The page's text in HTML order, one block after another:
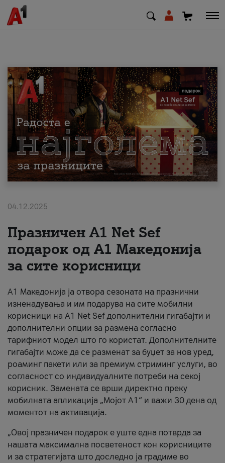
МК EN SQ
Приватни Деловни
Поддршка
Надополни кредит
За нас
#ПодобарОнлајн
04.12.2025
Празничен A1 Net Sеf
подарок од А1 Македонија
за сите корисници
А1 Македонија ја отвора сезоната на празнични
изненадувања и им подарува на сите мобилни
корисници на A1 Net Sef дополнителни гигабајти и
дополнителни опции за размена согласно
тарифниот модел што го користат. Дополнителните
гигабајти може да се разменат за буџет за нов уред,
роаминг пакети или за премиум стриминг услуги, во
согласност со индивидуалните потреби на секој
корисник. Замената се врши директно преку
мобилната апликација „Мојот А1“ и важи 30 дена од
моментот на активација.
„Овој празничен подарок е уште една потврда за
нашата максимална посветеност кон корисниците
и за стратегијата што доследно ја градиме во